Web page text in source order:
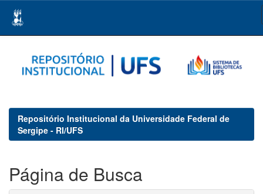
navigation
Repositório Institucional da Universidade Federal de
Sergipe - RI/UFS
Página de Busca